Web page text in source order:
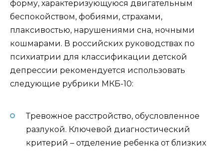
форму, характеризующуюся двигательным
беспокойством, фобиями, страхами,
плаксивостью, нарушениями сна, ночными
кошмарами. В российских руководствах по
психиатрии для классификации детской
депрессии рекомендуется использовать
следующие рубрики МКБ-10:
Тревожное расстройство, обусловленное
разлукой. Ключевой диагностический
критерий – отделение ребенка от близких